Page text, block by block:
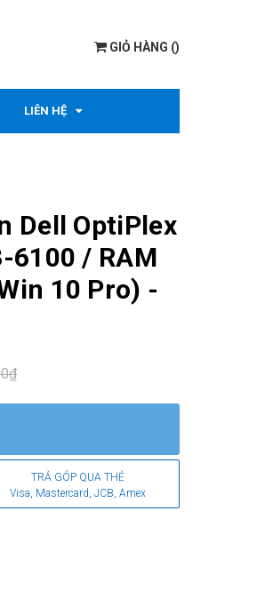
GIỎ HÀNG ()
LIÊN HỆ
Dell OptiPlex
6100 / RAM
10 Pro) -
TRẢ GÓP QUA THẺ
Visa, Mastercard, JCB, Amex